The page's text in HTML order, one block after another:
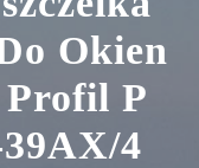
Okien
P
4